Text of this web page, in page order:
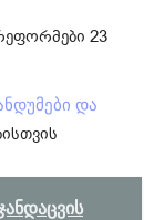
23
და